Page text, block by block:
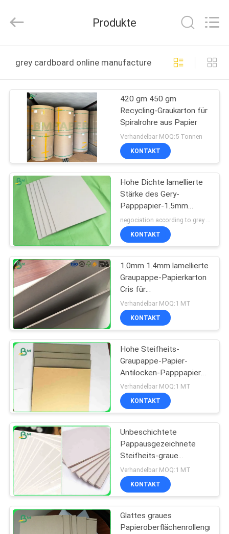
HAUSE
PRODUKTE
ÜBER
UNS
WERKSBESICHTIGUNG
QUALITÄTSKONTROLLE
KONTAKT
MIT
UNS
NEUIGKEITEN
RECHTSSACHEN
SITEMAP
DATENSCHUTZRICHTLINIE
CO.,LTD.
Produkte
grey cardboard online manufacture
420 gm 450 gm
Recycling-Graukarton für
Spiralrohre aus Papier
Verhandelbar MOQ:5 Tonnen
KONTAKT
Hohe Dichte lamellierte
Stärke des Gery-
Papppapier-1.5mm
unbeschichtet
KONTAKT
1.0mm 1.4mm lamellierte
Graupappe-Papierkarton
Cris für
Notizbuch-/Datei-Ordner
Verhandelbar MOQ:1 MT
KONTAKT
Hohe Steifheits-
Graupappe-Papier-
Antilocken-Papppapier
für Verpackenkasten
Verhandelbar MOQ:1 MT
KONTAKT
Unbeschichtete
Pappausgezeichnete
Steifheits-graue
Pappe/Stroh-Pappe
Verhandelbar MOQ:1 MT
KONTAKT
Glattes graues
Papieroberflächenrollengraues